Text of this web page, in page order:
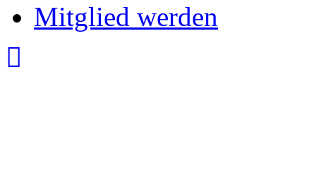
Mitglied werden